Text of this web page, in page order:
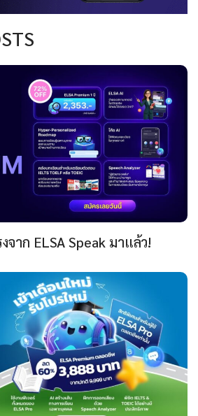
จาก ELSA Speak มาแล้ว!